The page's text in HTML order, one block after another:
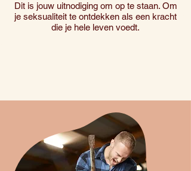
Dit is jouw uitnodiging om op te staan. Om
je seksualiteit te ontdekken als een kracht
die je hele leven voedt.